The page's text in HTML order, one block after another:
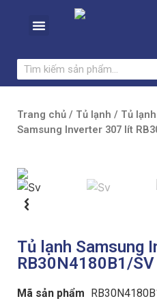
Trang chủ / Tủ lạnh / Tủ
Samsung Inverter 307 lít
Tủ lạnh Samsung
RB30N4180B1/SV
Mã sản phẩm